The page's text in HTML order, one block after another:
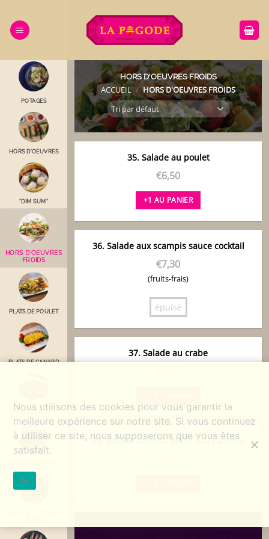
contenu
POTAGES
HORS D'OEUVRES
“DIM SUM"
HORS D'OEUVRES
FROIDS
PLATS DE POULET
PLATS DE CANARD
HORS D'OEUVRES FROIDS
ACCUEIL / HORS D'OEUVRES FROIDS
35. Salade au poulet
€6,50
+1 AU PANIER
36. Salade aux scampis sauce cocktail
€7,30
(fruits-frais)
épuisé
37. Salade au crabe
38. Salade de chou blanc aux carottes
Nous utilisons des cookies pour vous garantir la
meilleure expérience sur notre site. Si vous continuez
à utiliser ce site, nous supposerons que vous êtes
satisfait.
Ok